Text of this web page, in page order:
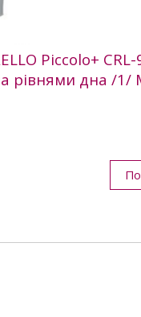
Piccolo+
рівнями дна /1/